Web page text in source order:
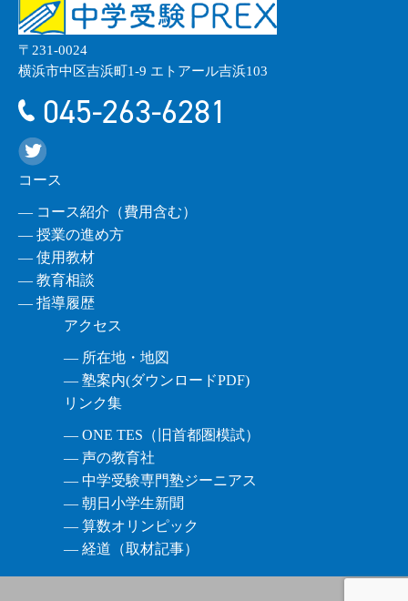
〒231-0024
横浜市中区吉浜町1-9 エトアール吉浜103
045-263-6281
コース
― コース紹介（費用含む）
― 授業の進め方
― 使用教材
― 教育相談
― 指導履歴
アクセス
― 所在地・地図
― 塾案内(ダウンロードPDF)
リンク集
― ONE TES（旧首都圏模試）
― 声の教育社
― 中学受験専門塾ジーニアス
― 朝日小学生新聞
― 算数オリンピック
― 経道（取材記事）